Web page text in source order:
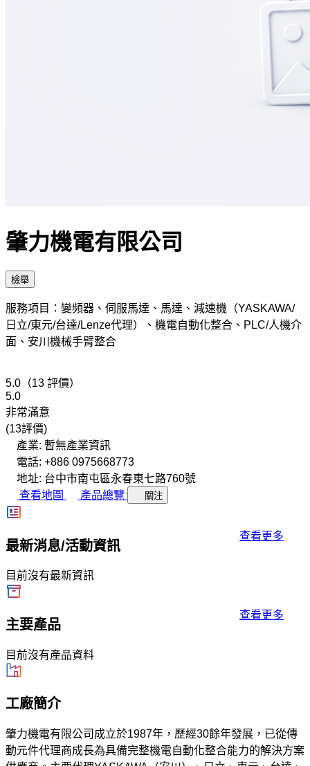
肇力機電有限公司
檢舉
服務項目：變頻器、伺服馬達、馬達、減速機（YASKAWA/
日立/東元/台達/Lenze代理）、機電自動化整合、PLC/人機介
面、安川機械手臂整合
5.0（13 評價）
5.0
非常滿意
(13評價)
產業: 暫無產業資訊
電話: +886 0975668773
地址: 台中市南屯區永春東七路760號
查看地圖
產品總覽 關注
最新消息/活動資訊
查看更多
目前沒有最新資訊
主要產品
查看更多
目前沒有產品資料
工廠簡介
肇力機電有限公司成立於1987年，歷經30餘年發展，已從傳
動元件代理商成長為具備完整機電自動化整合能力的解決方案